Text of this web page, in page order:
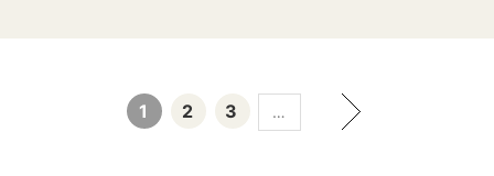
1 2 3 …